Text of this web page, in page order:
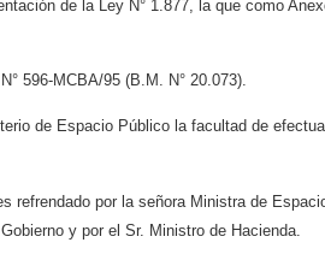
de la Ley N° 1.877, la que como
596-MCBA/95 (B.M. N° 20.073).
de Espacio Público la facultad de
refrendado por la señora Ministra de
y por el Sr. Ministro de Hacienda.